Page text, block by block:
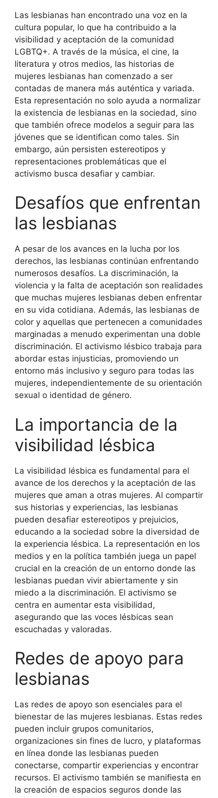
Las lesbianas han encontrado una voz en la
cultura popular, lo que ha contribuido a la
visibilidad y aceptación de la comunidad
LGBTQ+. A través de la música, el cine, la
literatura y otros medios, las historias de
mujeres lesbianas han comenzado a ser
contadas de manera más auténtica y variada.
Esta representación no solo ayuda a normalizar
la existencia de lesbianas en la sociedad, sino
que también ofrece modelos a seguir para las
jóvenes que se identifican como tales. Sin
embargo, aún persisten estereotipos y
representaciones problemáticas que el
activismo busca desafiar y cambiar.
Desafíos que enfrentan
las lesbianas
A pesar de los avances en la lucha por los
derechos, las lesbianas continúan enfrentando
numerosos desafíos. La discriminación, la
violencia y la falta de aceptación son realidades
que muchas mujeres lesbianas deben enfrentar
en su vida cotidiana. Además, las lesbianas de
color y aquellas que pertenecen a comunidades
marginadas a menudo experimentan una doble
discriminación. El activismo lésbico trabaja para
abordar estas injusticias, promoviendo un
entorno más inclusivo y seguro para todas las
mujeres, independientemente de su orientación
sexual o identidad de género.
La importancia de la
visibilidad lésbica
La visibilidad lésbica es fundamental para el
avance de los derechos y la aceptación de las
mujeres que aman a otras mujeres. Al compartir
sus historias y experiencias, las lesbianas
pueden desafiar estereotipos y prejuicios,
educando a la sociedad sobre la diversidad de
la experiencia lésbica. La representación en los
medios y en la política también juega un papel
crucial en la creación de un entorno donde las
lesbianas puedan vivir abiertamente y sin
miedo a la discriminación. El activismo se
centra en aumentar esta visibilidad,
asegurando que las voces lésbicas sean
escuchadas y valoradas.
Redes de apoyo para
lesbianas
Las redes de apoyo son esenciales para el
bienestar de las mujeres lesbianas. Estas redes
pueden incluir grupos comunitarios,
organizaciones sin fines de lucro, y plataformas
en línea donde las lesbianas pueden
conectarse, compartir experiencias y encontrar
recursos. El activismo también se manifiesta en
la creación de espacios seguros donde las